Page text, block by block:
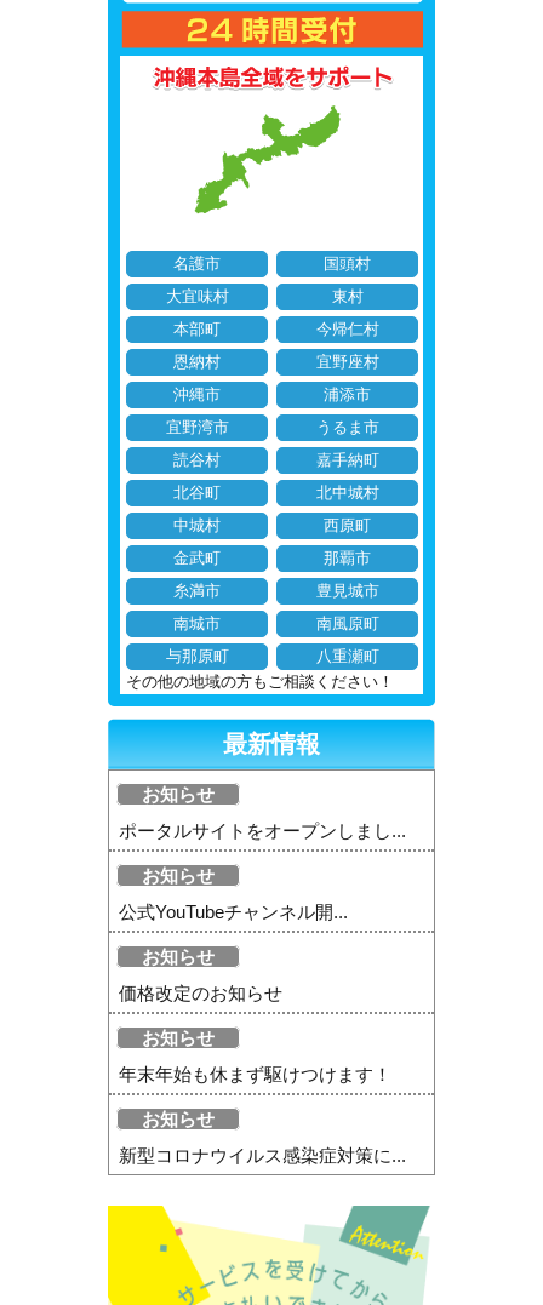
名護市
国頭村
大宜味村
東村
本部町
今帰仁村
恩納村
宜野座村
沖縄市
浦添市
宜野湾市
うるま市
読谷村
嘉手納町
北谷町
北中城村
中城村
西原町
金武町
那覇市
糸満市
豊見城市
南城市
南風原町
与那原町
八重瀬町
その他の地域の方もご相談ください！
最新情報
お知らせ
ポータルサイトをオープンしまし...
お知らせ
公式YouTubeチャンネル開...
お知らせ
価格改定のお知らせ
お知らせ
年末年始も休まず駆けつけます！
お知らせ
新型コロナウイルス感染症対策に...